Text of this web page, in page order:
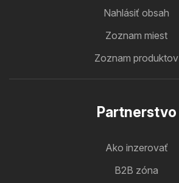
Nahlásiť obsah
Zoznam miest
Zoznam produktov
Partnerstvo
Ako inzerovať
B2B zóna